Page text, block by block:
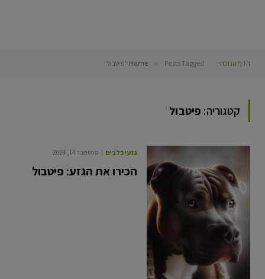
הדף הנוכחי: Home » Posts Tagged "פיטבול"
קטגוריה: פיטבול
גזעי כלבים ספטמבר 14, 2024
הכירו את הגזע: פיטבול